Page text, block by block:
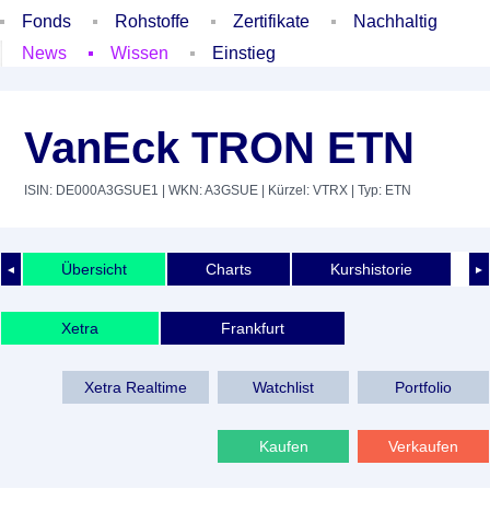
Fonds
Rohstoffe Zertifikate
Nachhaltig
News
Wissen Einstieg
VanEck TRON ETN
ISIN: DE000A3GSUE1 | WKN: A3GSUE | Kürzel: VTRX | Typ: ETN
◄ ►
Übersicht Charts Kurshistorie
Xetra Frankfurt
Xetra Realtime Watchlist Portfolio
Kaufen Verkaufen